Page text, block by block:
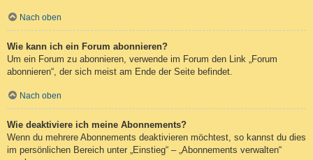
Nach oben
Wie kann ich ein Forum abonnieren?
Um ein Forum zu abonnieren, verwende im Forum den Link „Forum
abonnieren“, der sich meist am Ende der Seite befindet.
Nach oben
Wie deaktiviere ich meine Abonnements?
Wenn du mehrere Abonnements deaktivieren möchtest, so kannst du dies
im persönlichen Bereich unter „Einstieg“ – „Abonnements verwalten“